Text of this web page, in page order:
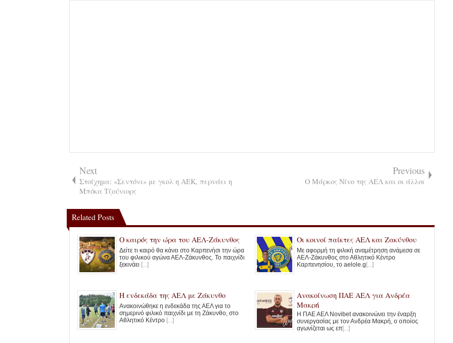
Next
Στοίχημα: «Σεντόνι» με γκολ η ΑΕΚ, περνάει η
Μπόκα Τζούνιορς
Previous
Ο Μάρκος Νίνο της ΑΕΛ και οι άλλοι
Related Posts
Ο καιρός την ώρα του ΑΕΛ-Ζάκυνθος
Δείτε τι καιρό θα κάνει στο Καρπενήσι την ώρα
του φιλικού αγώνα ΑΕΛ-Ζάκυνθος. To παιχνίδι
ξεκινάει [...]
Οι κοινοί παίκτες ΑΕΛ και Ζακύνθου
Με αφορμή τη φιλική αναμέτρηση ανάμεσα σε
ΑΕΛ-Ζάκυνθος στο Αθλητικό Κέντρο
Καρπενησίου, το aelole.g [...]
Η ενδεκάδα της ΑΕΛ με Ζάκυνθο
Ανακοινώθηκε η ενδεκάδα της ΑΕΛ για το
σημερινό φιλικό παιχνίδι με τη Ζάκυνθο, στο
Αθλητικό Κέντρο [...]
Ανακοίνωση ΠΑΕ ΑΕΛ για Ανδρέα
Μακρή
Η ΠΑΕ ΑΕΛ Novibet ανακοινώνει την έναρξη
συνεργασίας με τον Ανδρέα Μακρή, ο οποίος
αγωνίζεται ως επ[...]